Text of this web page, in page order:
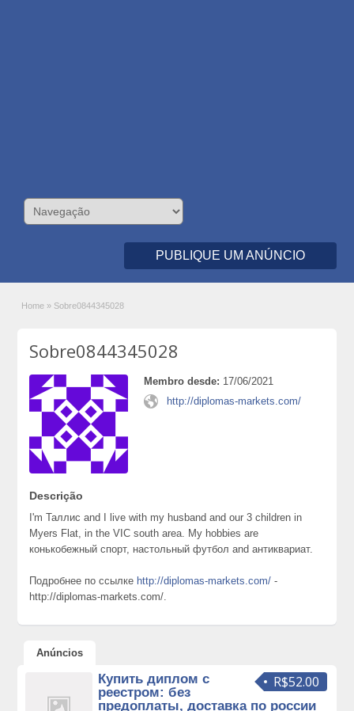
PUBLIQUE UM ANÚNCIO
Home » Sobre0844345028
Sobre0844345028
Membro desde: 17/06/2021
http://diplomas-markets.com/
Descrição
I'm Таллис and I live with my husband and our 3 children in
Myers Flat, in the VIC south area. My hobbies are
конькобежный спорт, настольный футбол and антиквариат.
Подробнее по ссылке http://diplomas-markets.com/ -
http://diplomas-markets.com/.
Anúncios
R$52.00
Купить диплом с
реестром: без
предоплаты, доставка по россии